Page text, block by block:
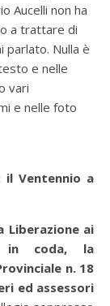
Aucelli non ha
a trattare di
parlato. Nulla è
e nelle
vari
e nelle foto
il Ventennio a
Liberazione ai
in coda, la
n. 18
ed assessori